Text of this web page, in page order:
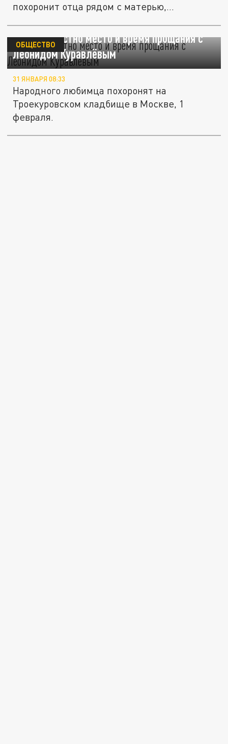
похоронит отца рядом с матерью,...
Стало известно место и время прощания с
Леонидом Куравлёвым
ОБЩЕСТВО
31 ЯНВАРЯ 08:33
Народного любимца похоронят на
Троекуровском кладбище в Москве, 1
февраля.